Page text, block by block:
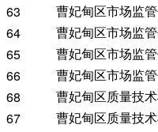
63
曹妃甸区市场监
64
曹妃甸区市场监
65
曹妃甸区市场监
66
曹妃甸区市场监
68
曹妃甸区质量技
67
曹妃甸区质量技